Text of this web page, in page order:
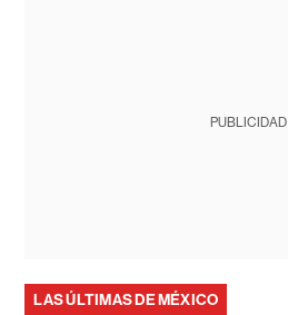
PUBLICIDAD
LAS ÚLTIMAS DE MÉXICO